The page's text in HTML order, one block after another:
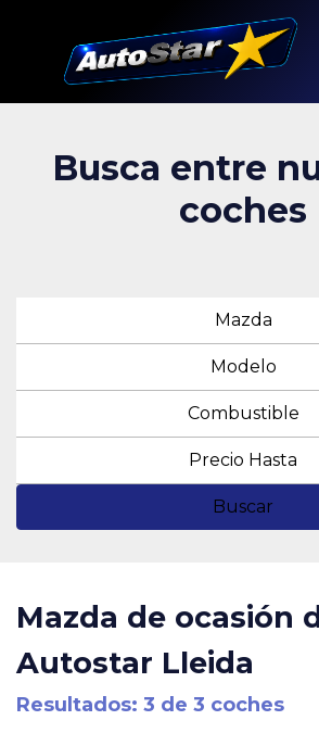
Busca entre
coches
Mazda
Modelo
Combustible
Precio Hasta
Buscar
Mazda de ocasión
Autostar Lleida
Resultados: 3 de 3 coches